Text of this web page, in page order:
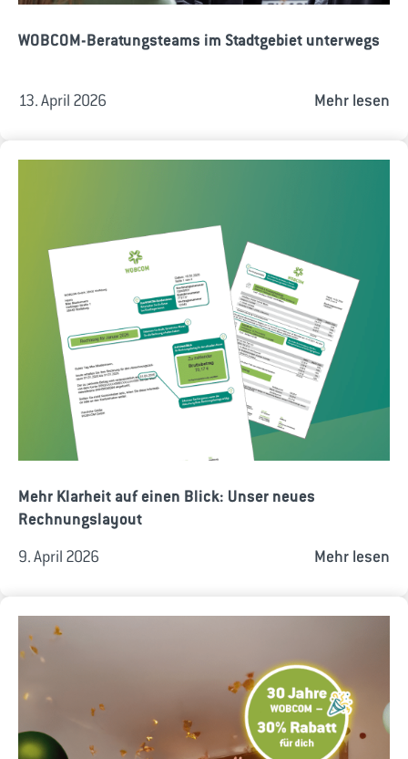
WOBCOM-Beratungsteams im Stadtgebiet unterwegs
13. April 2026 Mehr lesen
Mehr Klarheit auf einen Blick: Unser neues
Rechnungslayout
9. April 2026 Mehr lesen